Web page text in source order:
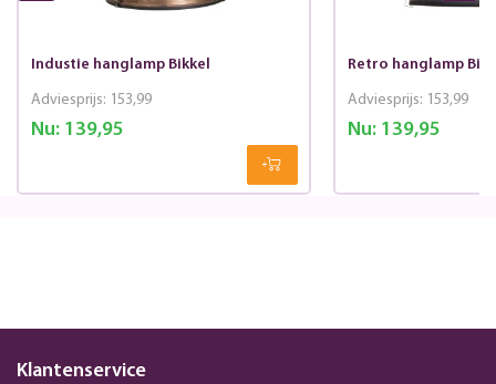
Industie hanglamp Bikkel
Nu:139,95
Adviesprijs: 153,99
Retro hanglamp
Nu:139,95
Adviesprijs: 153,99
Klantenservice